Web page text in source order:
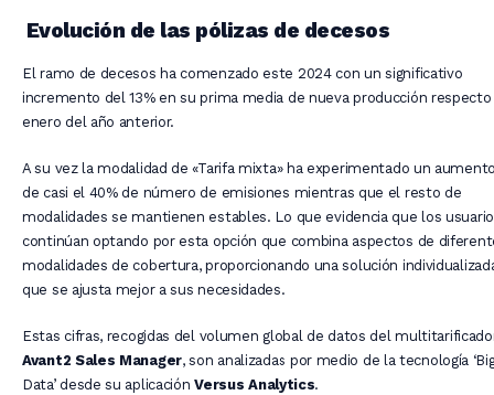
Evolución de las pólizas de decesos
El ramo de decesos ha comenzado este 2024 con un significativo
incremento del 13% en su prima media de nueva producción respecto
enero del año anterior.
A su vez la modalidad de «Tarifa mixta» ha experimentado un
de casi el 40% de número de emisiones mientras que el resto de
modalidades se mantienen estables. Lo que evidencia que los
continúan optando por esta opción que combina aspectos de
modalidades de cobertura, proporcionando una solución
que se ajusta mejor a sus necesidades.
Estas cifras, recogidas del volumen global de datos del
Avant2 Sales Manager, son analizadas por medio de la tecnología
Data’ desde su aplicaciónVersus Analytics.